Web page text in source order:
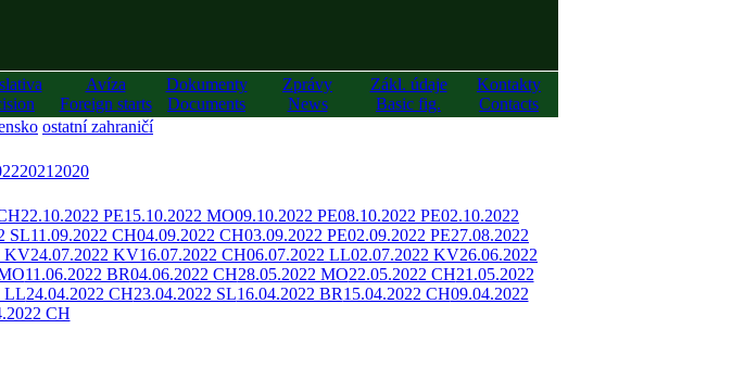
Avíza
Foreign starts
Dokumenty
Documents
Zprávy
News
Zákl. údaje
Basic fig.
Kontakty
Contacts
ostatní zahraničí
2021 2020
22.10.2022 PE15.10.2022 MO09.10.2022 PE08.10.2022 PE02.10.2022
SL11.09.2022 CH04.09.2022 CH03.09.2022 PE02.09.2022 PE27.08.2022
KV24.07.2022 KV16.07.2022 CH06.07.2022 LL02.07.2022 KV26.06.2022
11.06.2022 BR04.06.2022 CH28.05.2022 MO22.05.2022 CH21.05.2022
LL24.04.2022 CH23.04.2022 SL16.04.2022 BR15.04.2022 CH09.04.2022
CH